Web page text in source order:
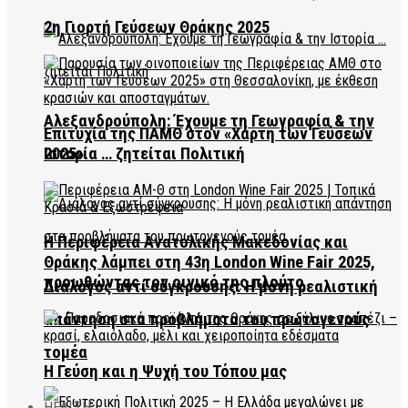
Αλεξανδρούπολη: Έχουμε τη Γεωγραφία & την
Ιστορία … ζητείται Πολιτική
Διάλογος αντί σύγκρουσης: Η μόνη ρεαλιστική
απάντηση στα προβλήματα του πρωτογενούς
τομέα
2η Γιορτή Γεύσεων Θράκης 2025
Επιτυχία της ΠΑΜΘ στον «Χάρτη των Γεύσεων
2025»
Η Περιφέρεια Ανατολικής Μακεδονίας και
Θράκης λάμπει στη 43η London Wine Fair 2025,
προωθώντας τον οινικό της πλούτο
Η Γεύση και η Ψυχή του Τόπου μας